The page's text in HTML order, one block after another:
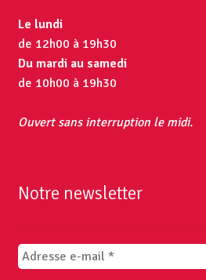
Le lundi
de 12h00 à 19h30
Du mardi au samedi
de 10h00 à 19h30
Ouvert sans interruption le midi.
Notre newsletter